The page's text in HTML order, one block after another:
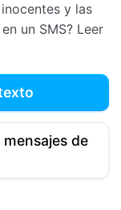
y las
un SMS? Leer
de